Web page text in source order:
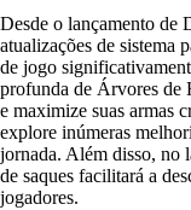
Desde o lançamento de
atualizações de sistema
de jogo
profunda de Árvores de
e maximize suas armas
explore inúmeras
jornada. Além disso, no
de saques facilitará a
jogadores.